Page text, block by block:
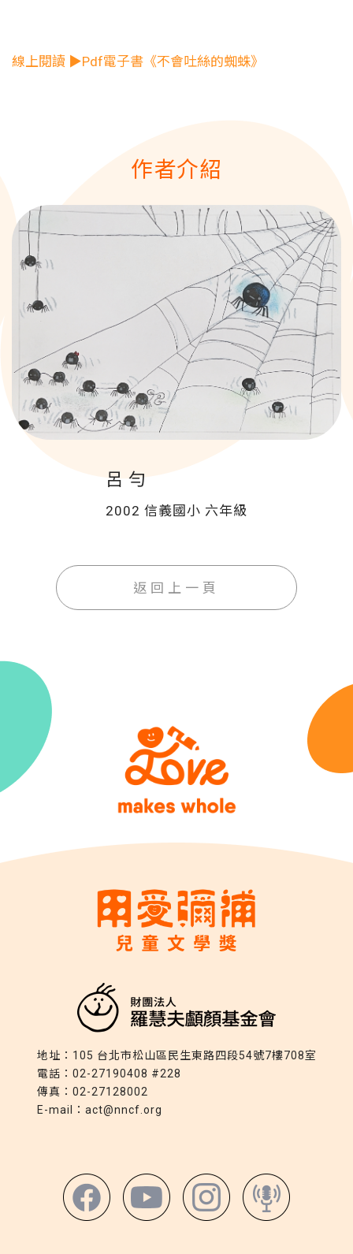
線上閱讀 ▶Pdf電子書《不會吐絲的蜘蛛》
作者介紹
呂 勻
2002 信義國小 六年級
返回上一頁
地址： 105 台北市松山區民生東路四段54號7樓708室
電話： 02-27190408 #228
傳真： 02-27128002
E-mail： act@nncf.org